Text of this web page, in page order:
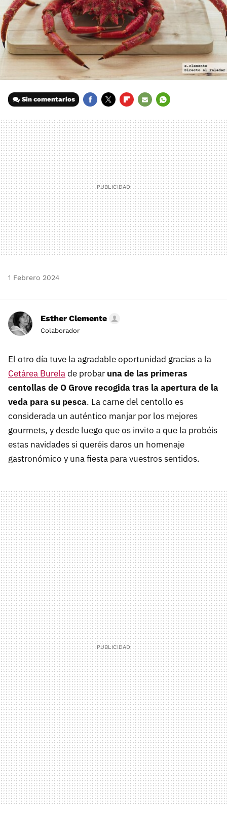
Sin comentarios
MAIL
1 Febrero 2024
Esther Clemente
Colaborador
El otro día tuve la agradable oportunidad gracias a la
Cetárea Burelade probar una de las primeras
centollas de O Grove recogida tras la apertura de la
veda para su pesca. La carne del centollo es
considerada un auténtico manjar por los mejores
gourmets, y desde luego que os invito a que la probéis
estas navidades si queréis daros un homenaje
gastronómico y una fiesta para vuestros sentidos.